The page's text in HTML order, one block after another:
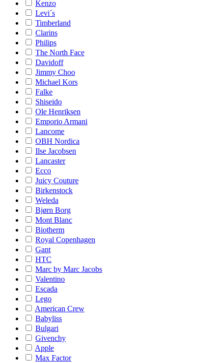
Kenzo
Levi´s
Timberland
Clarins
Philips
The North Face
Davidoff
Jimmy Choo
Michael Kors
Falke
Shiseido
Ole Henriksen
Emporio Armani
Lancome
OBH Nordica
Ilse Jacobsen
Lancaster
Ecco
Juicy Couture
Birkenstock
Weleda
Bjørn Borg
Mont Blanc
Biotherm
Royal Copenhagen
Gant
HTC
Marc by Marc Jacobs
Valentino
Escada
Lego
American Crew
Babyliss
Bulgari
Givenchy
Apple
Max Factor